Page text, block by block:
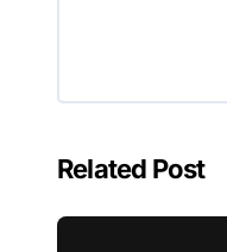
Related Post